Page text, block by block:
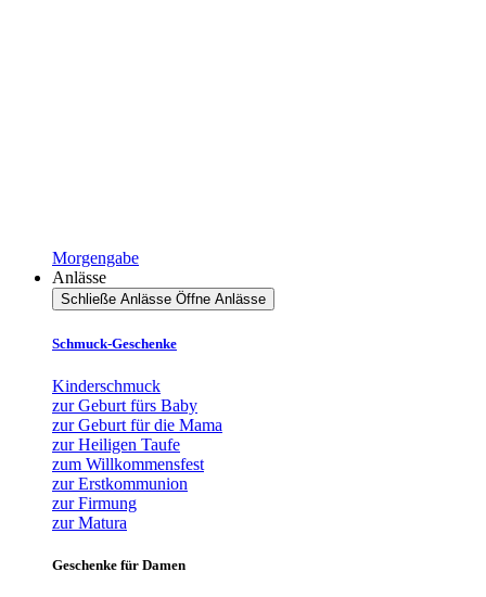
Morgengabe
Anlässe
Schließe Anlässe Öffne Anlässe
Schmuck-Geschenke
Kinderschmuck
zur Geburt fürs Baby
zur Geburt für die Mama
zur Heiligen Taufe
zum Willkommensfest
zur Erstkommunion
zur Firmung
zur Matura
Geschenke für Damen